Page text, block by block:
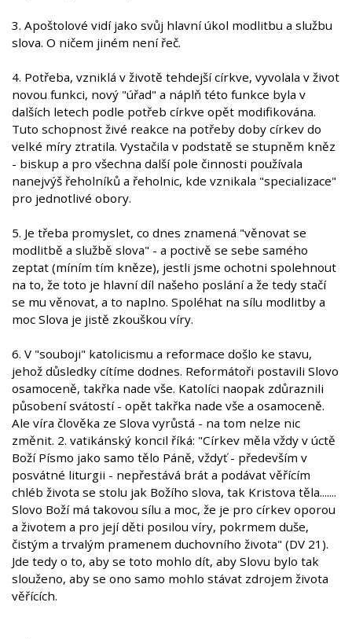
3. Apoštolové vidí jako svůj hlavní úkol modlitbu a službu
slova. O ničem jiném není řeč.
4. Potřeba, vzniklá v životě tehdejší církve, vyvolala v život
novou funkci, nový "úřad" a náplň této funkce byla v
dalších letech podle potřeb církve opět modifikována.
Tuto schopnost živé reakce na potřeby doby církev do
velké míry ztratila. Vystačila v podstatě se stupněm kněz
- biskup a pro všechna další pole činnosti používala
nanejvýš řeholníků a řeholnic, kde vznikala "specializace"
pro jednotlivé obory.
5. Je třeba promyslet, co dnes znamená "věnovat se
modlitbě a službě slova" - a poctivě se sebe samého
zeptat (míním tím kněze), jestli jsme ochotni spolehnout
na to, že toto je hlavní díl našeho poslání a že tedy stačí
se mu věnovat, a to naplno. Spoléhat na sílu modlitby a
moc Slova je jistě zkouškou víry.
6. V "souboji" katolicismu a reformace došlo ke stavu,
jehož důsledky cítíme dodnes. Reformátoři postavili Slovo
osamoceně, takřka nade vše. Katolíci naopak zdůraznili
působení svátostí - opět takřka nade vše a osamoceně.
Ale víra člověka ze Slova vyrůstá - na tom nelze nic
změnit. 2. vatikánský koncil říká: "Církev měla vždy v úctě
Boží Písmo jako samo tělo Páně, vždyť - především v
posvátné liturgii - nepřestává brát a podávat věřícím
chléb života se stolu jak Božího slova, tak Kristova těla.......
Slovo Boží má takovou sílu a moc, že je pro církev oporou
a životem a pro její děti posilou víry, pokrmem duše,
čistým a trvalým pramenem duchovního života" (DV 21).
Jde tedy o to, aby se toto mohlo dít, aby Slovu bylo tak
slouženo, aby se ono samo mohlo stávat zdrojem života
věřících.